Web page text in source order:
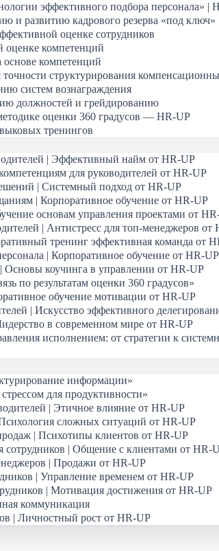
эффективного подбора персонала» |
и развитию кадрового резерва «под ключ»
оценке сотрудников
оценке компетенций
компетенций
структурирования
систем вознаграждения
должностей и грейдированию
оценки 360 градусов — HR-UP
тренингов
| Эффективный найм от HR-UP
для руководителей от HR-UP
| Системный подход от HR-UP
| Корпоративное обучение от HR-UP
основам управления проектами от
| Антистресс для топ-менеджеров от
тренинг эффективная команда от
| Корпоративное обучение от HR-UP
Основы коучинга в управлении от HR-UP
по результатам оценки 360 градусов»
обучение мотивации от HR-UP
| Искусство эффективного
в современном мире от HR-UP
исполнением: от стратегии к
информации»
для продуктивности»
| Этичное влияние от HR-UP
сложных ситуаций от HR-UP
| Психотипы клиентов от HR-UP
| Общение с клиентами от HR-
| Продажи от HR-UP
| Управление временем от HR-UP
| Мотивация достижения от HR-UP
коммуникация
| Личностный рост от HR-UP